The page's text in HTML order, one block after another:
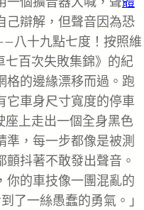
己辯解，但聲音因為恐
八十九點七度！按照維
百次失敗集錦》的紀
格的邊緣漂移而過。跑
它車身尺寸寬度的停車
上走出一個全身黑色
，每一步都像是被測
抖著不敢發出聲音。
你的車技像一團混亂的
了一絲愚蠢的勇氣。」